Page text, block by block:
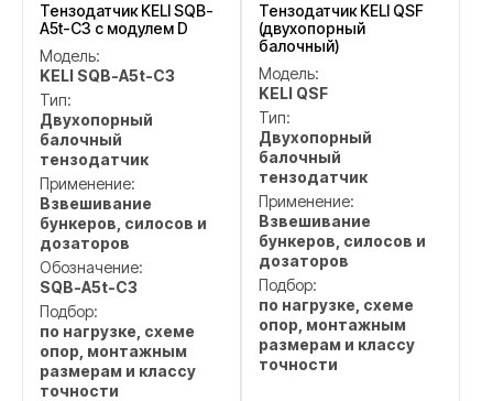
Тензодатчик KELI SQB-
A5t-C3 с модулем D
Модель:
KELI SQB-A5t-C3
Тип:
Двухопорный
балочный
тензодатчик
Применение:
Взвешивание
бункеров, силосов и
дозаторов
Обозначение:
SQB-A5t-C3
Подбор:
по нагрузке, схеме
опор, монтажным
размерам и классу
точности
Тензодатчик KELI QSF
(двухопорный
балочный)
Модель:
KELI QSF
Тип:
Двухопорный
балочный
тензодатчик
Применение:
Взвешивание
бункеров, силосов и
дозаторов
Подбор:
по нагрузке, схеме
опор, монтажным
размерам и классу
точности